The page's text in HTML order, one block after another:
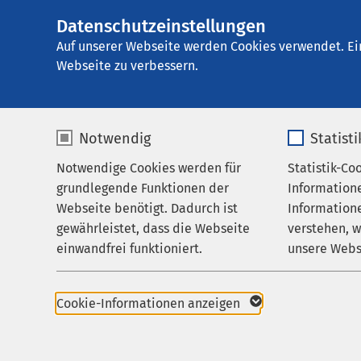
Datenschutzeinstellungen
Auf unserer Webseite werden Cookies verwendet.
Webseite zu verbessern.
Notwendig
Notwendige Cookies werden für
grundlegende Funktionen der
Webseite benötigt. Dadurch ist
gewährleistet, dass die Webseite
einwandfrei funktioniert.
Name cookieconsent_status
Statistik-
verstehen,
unsere
Cookie-Informationen anzeigen
AMEOS
Gruppe
AMEOS Klinikum
Leistungen
Leistungen
Ihr Aufenthalt
Zuweisende
Karriere
Im
Endoprothesen
gewinnen die
zum Teil höheren